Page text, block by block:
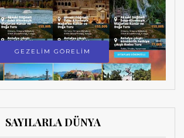
GEZELİM GÖRELİM
SAYILARLA DÜNYA